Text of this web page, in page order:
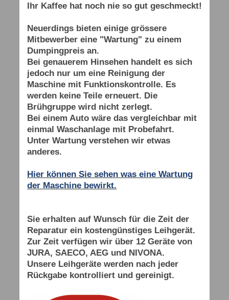
Ihr Kaffee hat noch nie so gut geschmeckt!
Neuerdings bieten einige grössere
Mitbewerber eine "Wartung" zu einem
Dumpingpreis an.
Bei genauerem Hinsehen handelt es sich
jedoch nur um eine Reinigung der
Maschine mit Funktionskontrolle. Es
werden keine Teile erneuert. Die
Brühgruppe wird nicht zerlegt.
Bei einem Auto wäre das vergleichbar mit
einmal Waschanlage mit Probefahrt.
Unter Wartung verstehen wir etwas
anderes.
Hier können Sie sehen was eine Wartung
der Maschine bewirkt.
Sie erhalten auf Wunsch für die Zeit der
Reparatur ein kostengünstiges Leihgerät.
Zur Zeit verfügen wir über 12 Geräte von
JURA, SAECO, AEG und NIVONA.
Unsere Leihgeräte werden nach jeder
Rückgabe kontrolliert und gereinigt.